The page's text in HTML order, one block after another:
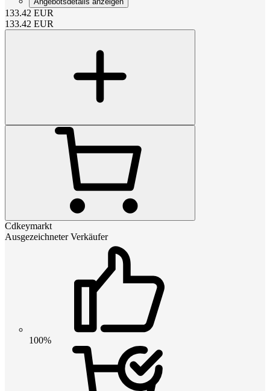
133.42 EUR
133.42 EUR
Cdkeymarkt
Ausgezeichneter Verkäufer
100%